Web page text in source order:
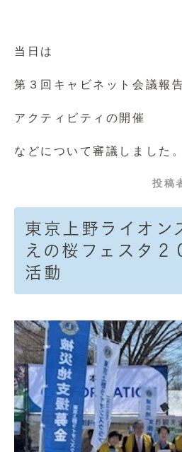
当日は
第３回キャビネット会議報
アクティビティの開催
などについて審議しました。
投稿
東京上野ライオン
えの桜フェスタ２
活動